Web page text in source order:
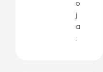
o
j
a
: